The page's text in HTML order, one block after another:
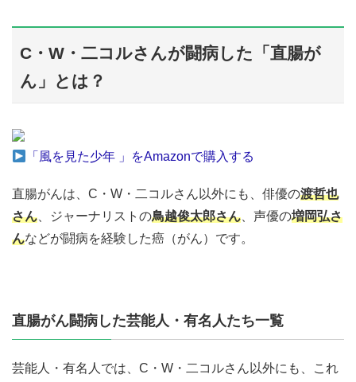
C・W・二コルさんが闘病した「直腸が
ん」とは？
「風を見た少年 」をAmazonで購入する
直腸がんは、C・W・二コルさん以外にも、俳優の渡哲也
さん 、ジャーナリストの鳥越俊太郎さん 、声優の増岡弘さ
んなどが闘病を経験した癌（がん）です。
直腸がん闘病した芸能人・有名人たち一覧
芸能人・有名人では、C・W・二コルさん以外にも、これ